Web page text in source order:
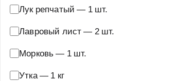
Лук репчатый — 1 шт.
Лавровый лист— 2 шт.
Морковь — 1 шт.
Утка— 1 кг